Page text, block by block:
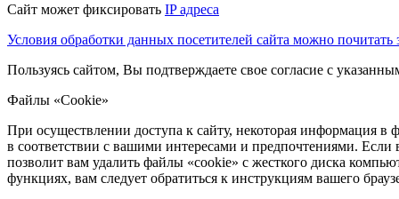
Сайт может фиксировать IP адреса
Условия обработки данных посетителей сайта можно почитать
Пользуясь сайтом, Вы подтверждаете свое согласие с
Файлы «Cookie»
При осуществлении доступа к сайту, некоторая информация в
в соответствии с вашими интересами и предпочтениями.
позволит вам удалить файлы «cookie» с жесткого диска
функциях, вам следует обратиться к инструкциям вашего